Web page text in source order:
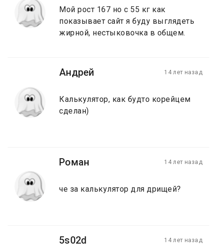
Мой рост 167 но с 55 кг как
показывает сайт я буду выглядеть
жирной, нестыковочка в общем.
Андрей 14 лет назад
Калькулятор, как будто корейцем
сделан)
Роман 14 лет назад
че за калькулятор для дрищей?
5s02d 14 лет назад